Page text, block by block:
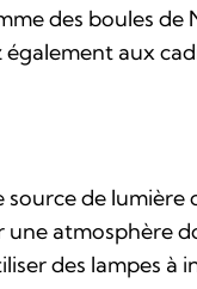
des boules de
également aux
de lumière
atmosphère
des lampes à